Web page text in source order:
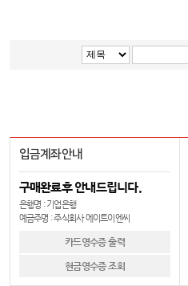
입금계좌안내
구매완료후 안내드립니다.
은행명 : 기업은행
예금주명 : 주식회사 에이트이엔씨
카드영수증 출력
현금영수증 조회